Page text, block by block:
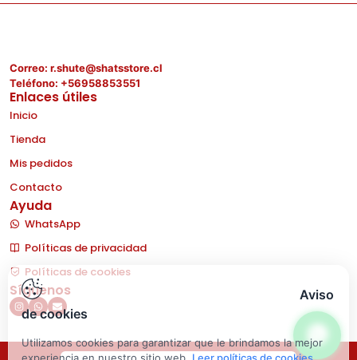
Correo: r.shute@shatsstore.cl
Teléfono: +56958853551
Enlaces útiles
Inicio
Tienda
Mis pedidos
Contacto
Ayuda
WhatsApp
Políticas de privacidad
Políticas de cookies
Síguenos
Aviso
de cookies
Utilizamos cookies para garantizar que le brindamos la mejor